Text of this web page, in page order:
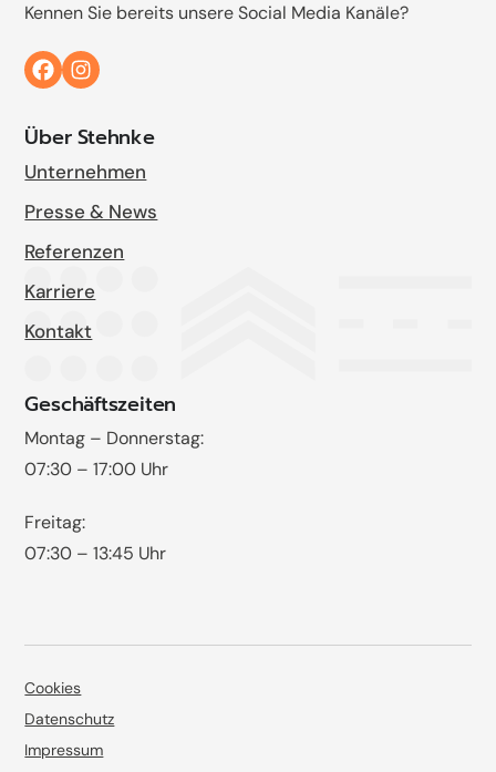
Kennen Sie bereits unsere Social Media Kanäle?
Über Stehnke
Unternehmen
Presse & News
Referenzen
Karriere
Kontakt
Geschäftszeiten
Montag – Donnerstag:
07:30 – 17:00 Uhr
Freitag:
07:30 – 13:45 Uhr
Cookies
Datenschutz
Impressum